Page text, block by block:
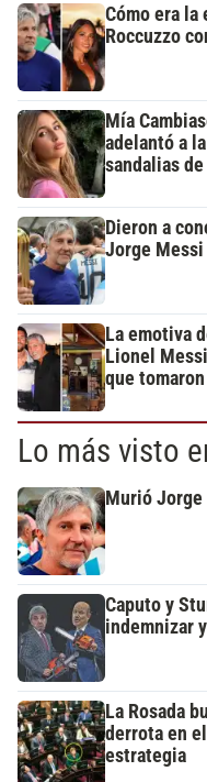
Cómo era
Roccuzzo
Mía
adelantó a
sandalias
Dieron a
Jorge Messi
La emotiva
Lionel
que tomaron
Lo más visto
Murió
Caputo y
indemnizar
La Rosada
derrota en
estrategia